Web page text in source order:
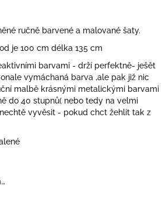
ručně barvené a malované šaty.
je 100 cm délka 135 cm
barvami - drží perfektně- ješět
vymáchaná barva ,ale pak již nic
malbě krásnými metalickými barvami
do 40 stupnů( nebo tedy na velmi
vyvěsit - pokud chct žehlit tak z